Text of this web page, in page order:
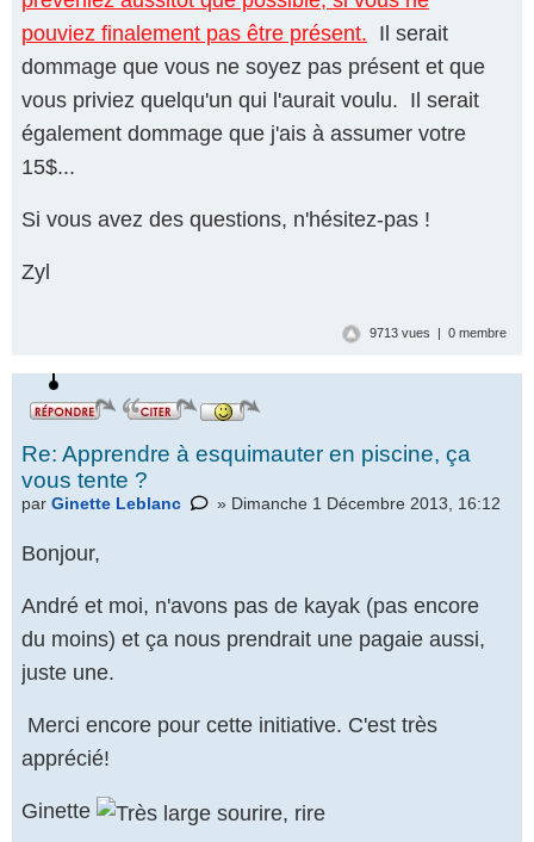
pouviez finalement pas être présent. Il serait
dommage que vous ne soyez pas présent et que
vous priviez quelqu'un qui l'aurait voulu. Il serait
également dommage que j'ais à assumer votre
15$...
Si vous avez des questions, n'hésitez-pas !
Zyl
9713 vues | 0 membre
Re: Apprendre à esquimauter en piscine, ça
vous tente ?
par Ginette Leblanc » Dimanche 1 Décembre 2013, 16:12
Bonjour,
André et moi, n'avons pas de kayak (pas encore
du moins) et ça nous prendrait une pagaie aussi,
juste une.
Merci encore pour cette initiative. C'est très
apprécié!
Ginette